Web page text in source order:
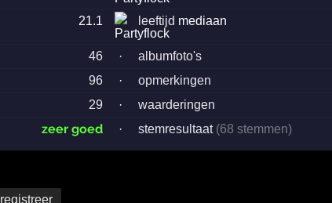
21.1 leeftijd mediaan
46 ·
albumfoto's
96
·
opmerkingen
29
· waarderingen
zeer goed · stemresultaat (68 stemmen)
registreer